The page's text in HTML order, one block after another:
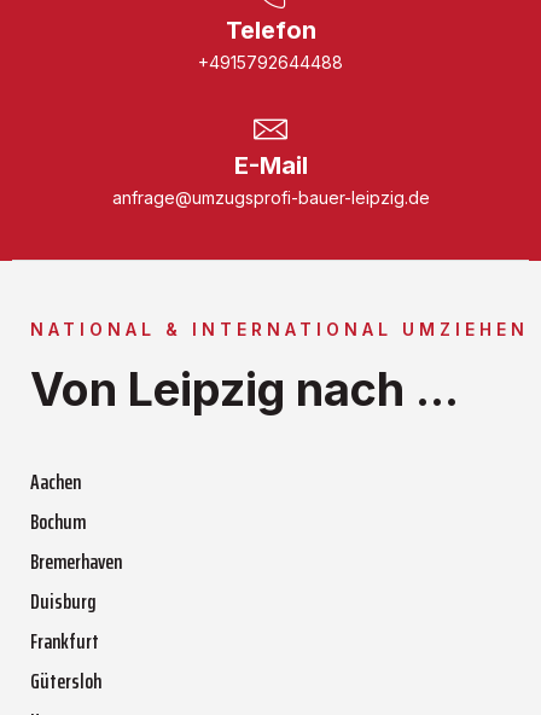
Telefon
+4915792644488
E-Mail
anfrage@umzugsprofi-bauer-leipzig.de
NATIONAL & INTERNATIONAL UMZIEHEN
Von Leipzig nach ...
Aachen
Bochum
Bremerhaven
Duisburg
Frankfurt
Gütersloh